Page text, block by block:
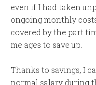
even if I had taken
ongoing monthly
covered by the part
me ages to save up.
Thanks to savings, I
normal salary during